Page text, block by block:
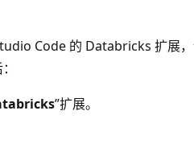
Code 的 Databricks 扩展
”扩展。